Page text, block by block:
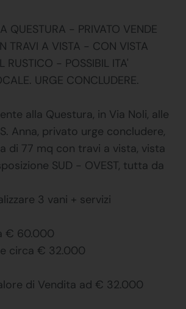
QUESTURA - PRIVATO VENDE
TRAVI A VISTA - CON VISTA
RUSTICO - POSSIBIL ITA'
URGE CONCLUDERE.
alla Questura, in Via Noli, alle
Anna, privato urge concludere,
di 77 mq con travi a vista, vista
SUD - OVEST, tutta da
3 vani + servizi
€ 60.000
circa € 32.000
di Vendita ad € 32.000